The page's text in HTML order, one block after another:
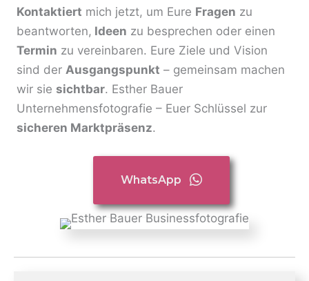
Kontaktiert mich jetzt, um Eure Fragen zu
beantworten, Ideen zu besprechen oder einen
Termin zu vereinbaren. Eure Ziele und Vision
sind der Ausgangspunkt – gemeinsam machen
wir sie sichtbar. Esther Bauer
Unternehmensfotografie – Euer Schlüssel zur
sicheren Marktpräsenz.
WhatsApp